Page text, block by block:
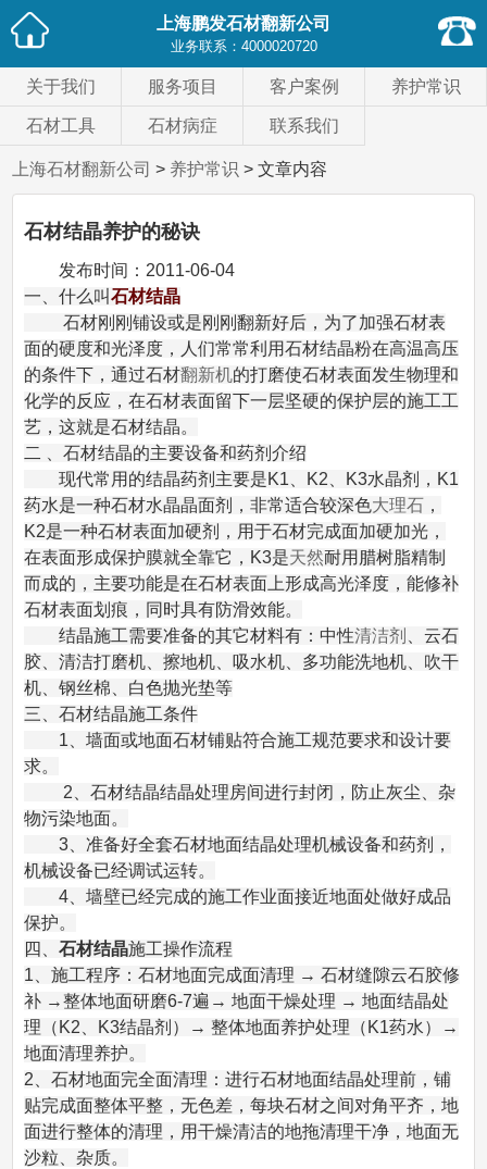
上海鹏发石材翻新公司
业务联系： 4000020720
关于我们 服务项目 客户案例 养护常识
石材工具 石材病症 联系我们
上海石材翻新公司 > 养护常识 > 文章内容
石材结晶养护的秘诀
发布时间： 2011-06-04
一、什么叫石材结晶
石材刚刚铺设或是刚刚翻新好后，为了加强石材表
面的硬度和光泽度，人们常常利用石材结晶粉在高温高压
的条件下，通过石材翻新机的打磨使石材表面发生物理和
化学的反应，在石材表面留下一层坚硬的保护层的施工工
艺，这就是石材结晶。
二 、石材结晶的主要设备和药剂介绍
现代常用的结晶药剂主要是K1、K2、K3水晶剂，K1
药水是一种石材水晶晶面剂，非常适合较深色大理石 ，
K2是一种石材表面加硬剂，用于石材完成面加硬加光，
在表面形成保护膜就全靠它，K3是天然耐用腊树脂精制
而成的，主要功能是在石材表面上形成高光泽度，能修补
石材表面划痕，同时具有防滑效能。
结晶施工需要准备的其它材料有：中性清洁剂
、云石
胶、清洁打磨机、擦地机、吸水机、多功能洗地机、吹干
机、钢丝棉、白色抛光垫等
三、石材结晶施工条件
1、墙面或地面石材铺贴符合施工规范要求和设计要
求。
2、石材结晶结晶处理房间进行封闭，防止灰尘、杂
物污染地面。
3、准备好全套石材地面结晶处理机械设备和药剂，
机械设备已经调试运转。
4、墙壁已经完成的施工作业面接近地面处做好成品
保护。
四、石材结晶施工操作流程
1、施工程序：石材地面完成面清理 → 石材缝隙云石胶修
补 →整体地面研磨6-7遍→ 地面干燥处理 → 地面结晶处
理（K2、K3结晶剂）→ 整体地面养护处理（K1药水）→
地面清理养护。
2、石材地面完全面清理：进行石材地面结晶处理前，铺
贴完成面整体平整，无色差，每块石材之间对角平齐，地
面进行整体的清理，用干燥清洁的地拖清理干净，地面无
沙粒、杂质。